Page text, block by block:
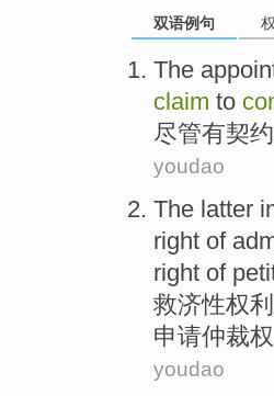
双语例句
The
claim to
尽管有契约
youdao
The latter
right of
right of
救济性权利
申请仲裁权
youdao